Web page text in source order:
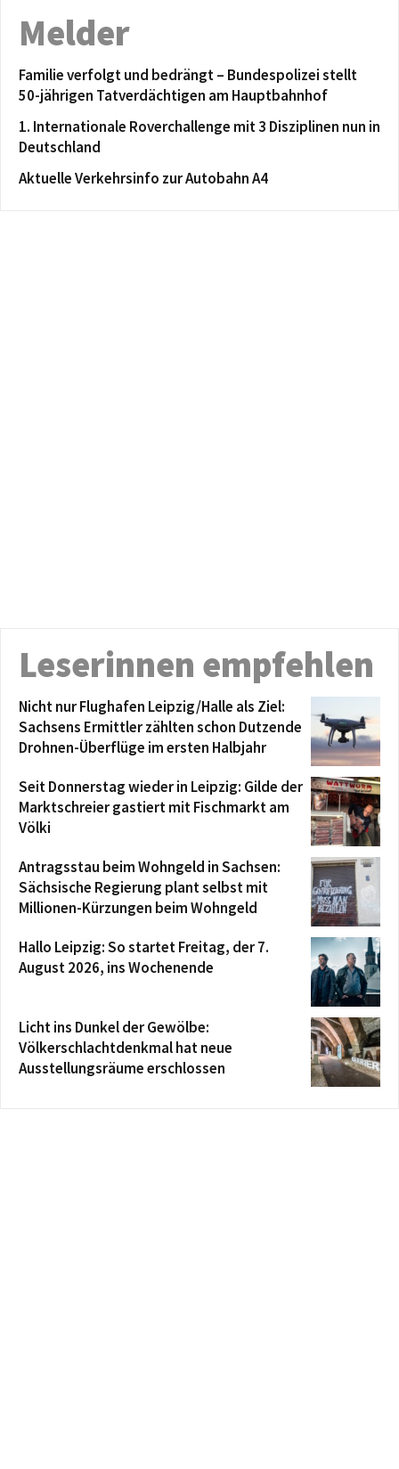
Melder
Familie verfolgt und bedrängt – Bundespolizei stellt
50-jährigen Tatverdächtigen am Hauptbahnhof
1. Internationale Roverchallenge mit 3 Disziplinen nun in
Deutschland
Aktuelle Verkehrsinfo zur Autobahn A4
Leserinnen empfehlen
Nicht nur Flughafen Leipzig/Halle als Ziel:
Sachsens Ermittler zählten schon Dutzende
Drohnen-Überflüge im ersten Halbjahr
Seit Donnerstag wieder in Leipzig: Gilde der
Marktschreier gastiert mit Fischmarkt am
Völki
Antragsstau beim Wohngeld in Sachsen:
Sächsische Regierung plant selbst mit
Millionen-Kürzungen beim Wohngeld
Hallo Leipzig: So startet Freitag, der 7.
August 2026, ins Wochenende
Licht ins Dunkel der Gewölbe:
Völkerschlachtdenkmal hat neue
Ausstellungsräume erschlossen